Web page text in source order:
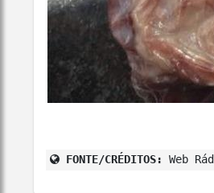
FONTE/CRÉDITOS: Web